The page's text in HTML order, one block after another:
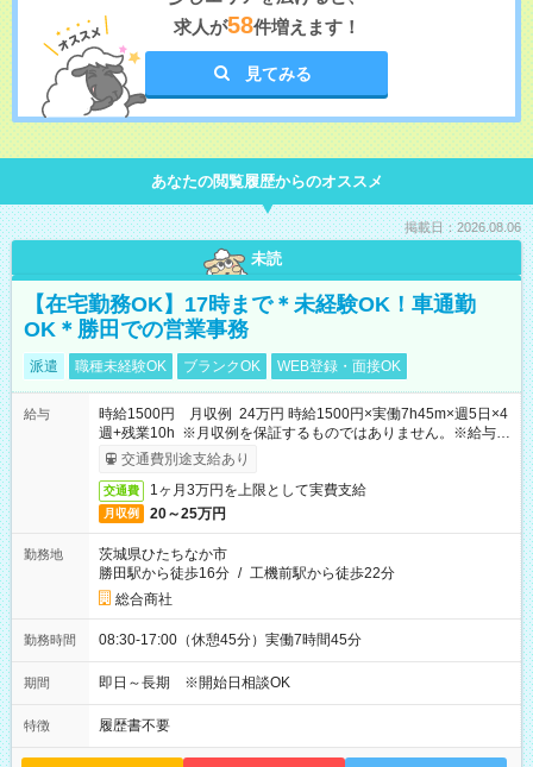
求人が58件増えます！
見てみる
あなたの閲覧履歴からのオススメ
掲載日：2026.08.06
未読
【在宅勤務OK】17時まで＊未経験OK！車通勤
OK＊勝田での営業事務
派遣 職種未経験OK ブランクOK WEB登録・面接OK
給与
時給1500円 月収例 24万円 時給1500円×実働7h45m×週5日×4
週+残業10h ※月収例を保証するものではありません。※給与即
受取りサービス利用可（利用条件有）
交通費別途支給あり
交通費 1ヶ月3万円を上限として実費支給
月収例 20～25万円
勤務地
茨城県ひたちなか市
勝田駅から徒歩16分 / 工機前駅から徒歩22分
総合商社
勤務時間 08:30-17:00（休憩45分）実働7時間45分
期間 即日～長期 ※開始日相談OK
特徴 履歴書不要